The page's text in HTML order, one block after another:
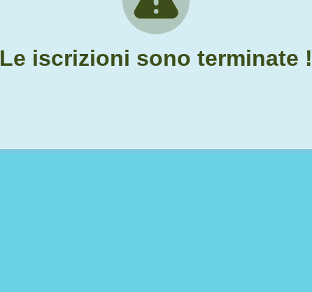
Le iscrizioni sono terminate !